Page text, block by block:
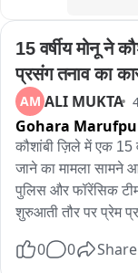
15 वर्षीय मोनू ने
प्रसंग तनाव का
AM ALI MUKTA
Gohara
कौशांबी ज़िले में एक 15
जाने का मामला सामने
पुलिस और फॉरेंसिक
शुरुआती तौर पर प्रेम
0 0 Share